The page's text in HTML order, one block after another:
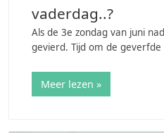
vaderdag..?
Als de 3e zondag van juni
gevierd. Tijd om de
Meer lezen »